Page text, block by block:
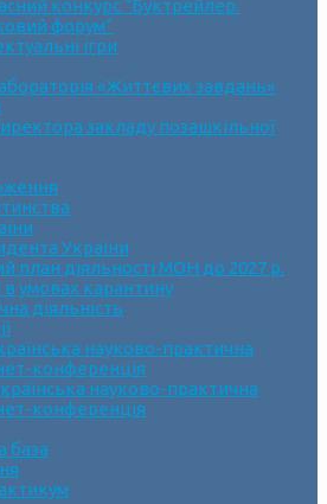
конкурс “Буктрейлер.
форум”
ігри
«Життєвих завдань»
закладу позашкільної
України
план діяльності МОН до 2027 р.
умовах карантину
діяльність
науково-практична
конференція
науково-практична
конференція
база